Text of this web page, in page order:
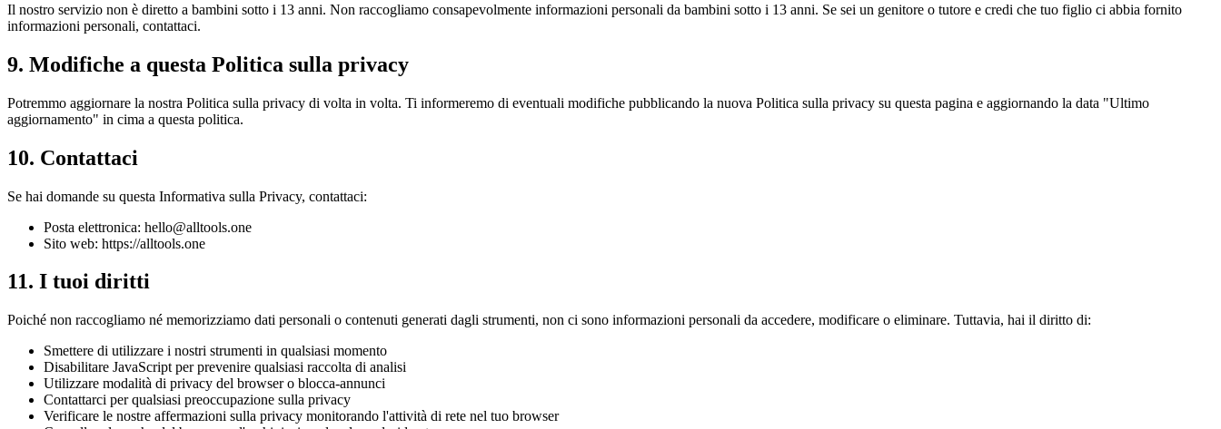
Il nostro servizio non è diretto a bambini sotto i 13 anni. Non raccogliamo consapevolmente informazioni personali da bambini sotto i 13 anni. Se sei un genitore o tutore e credi che tuo figlio ci abbia fornito
informazioni personali, contattaci.
9. Modifiche a questa Politica sulla privacy
Potremmo aggiornare la nostra Politica sulla privacy di volta in volta. Ti informeremo di eventuali modifiche pubblicando la nuova Politica sulla privacy su questa pagina e aggiornando la data "Ultimo
aggiornamento" in cima a questa politica.
10. Contattaci
Se hai domande su questa Informativa sulla Privacy, contattaci:
Posta elettronica: hello@alltools.one
Sito web: https://alltools.one
11. I tuoi diritti
Poiché non raccogliamo né memorizziamo dati personali o contenuti generati dagli strumenti, non ci sono informazioni personali da accedere, modificare o eliminare. Tuttavia, hai il diritto di:
Smettere di utilizzare i nostri strumenti in qualsiasi momento
Disabilitare JavaScript per prevenire qualsiasi raccolta di analisi
Utilizzare modalità di privacy del browser o blocca-annunci
Contattarci per qualsiasi preoccupazione sulla privacy
Verificare le nostre affermazioni sulla privacy monitorando l'attività di rete nel tuo browser